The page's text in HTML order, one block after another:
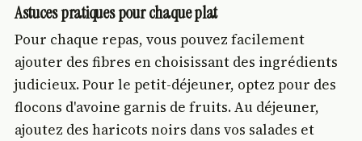
Astuces pratiques pour chaque plat
Pour chaque repas, vous pouvez facilement
ajouter des fibres en choisissant des ingrédients
judicieux. Pour le petit-déjeuner, optez pour des
flocons d'avoine garnis de fruits. Au déjeuner,
ajoutez des haricots noirs dans vos salades et